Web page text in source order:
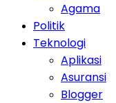
Agama
Politik
Teknologi
Aplikasi
Asuransi
Blogger